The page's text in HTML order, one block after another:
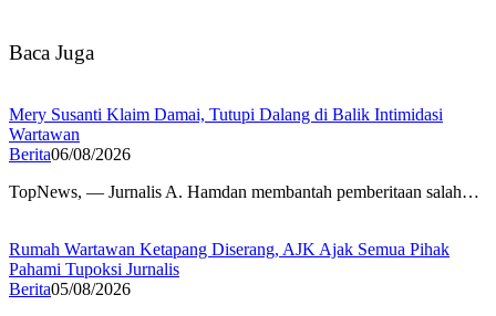
Baca Juga
Mery Susanti Klaim Damai, Tutupi Dalang di Balik Intimidasi
Wartawan
Berita06/08/2026
TopNews, — Jurnalis A. Hamdan membantah pemberitaan salah…
Rumah Wartawan Ketapang Diserang, AJK Ajak Semua Pihak
Pahami Tupoksi Jurnalis
Berita05/08/2026